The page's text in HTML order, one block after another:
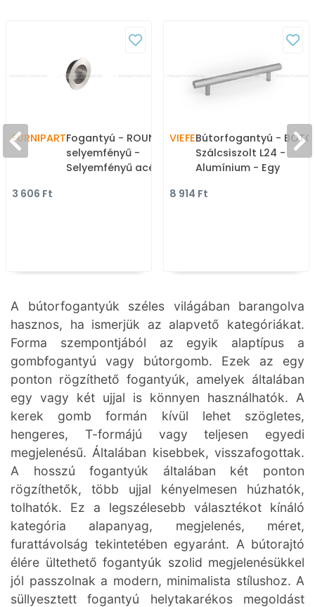
FURNIPARTFogantyú - ROUND
selyemfényű -
Selyemfényű acél 25 -
3 606 Ft
VIEFEBútorfogantyú -
Szálcsiszolt L24 -
Alumínium - Egy
bútorfogantyú
8 914 Ft
A bútorfogantyúk széles világában barangolva
hasznos, ha ismerjük az alapvető kategóriákat.
Forma szempontjából az egyik alaptípus a
gombfogantyú vagy bútorgomb. Ezek az egy
ponton rögzíthető fogantyúk, amelyek általában
egy vagy két ujjal is könnyen használhatók. A
kerek gomb formán kívül lehet szögletes,
hengeres, T-formájú vagy teljesen egyedi
megjelenésű. Általában kisebbek, visszafogottak.
A hosszú fogantyúk általában két ponton
rögzíthetők, több ujjal kényelmesen húzhatók,
tolhatók. Ez a legszélesebb választékot kínáló
kategória alapanyag, megjelenés, méret,
furattávolság tekintetében egyaránt. A bútorajtó
élére ültethető fogantyúk szolid megjelenésükkel
jól passzolnak a modern, minimalista stílushoz. A
süllyesztett fogantyú helytakarékos megoldást